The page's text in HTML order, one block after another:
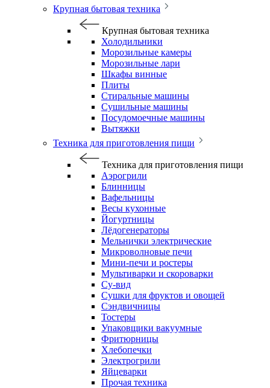
Крупная бытовая техника
Крупная бытовая техника
Холодильники
Морозильные камеры
Морозильные лари
Шкафы винные
Плиты
Стиральные машины
Сушильные машины
Посудомоечные машины
Вытяжки
Техника для приготовления пищи
Техника для приготовления пищи
Аэрогрили
Блинницы
Вафельницы
Весы кухонные
Йогуртницы
Лёдогенераторы
Мельнички электрические
Микроволновые печи
Мини-печи и ростеры
Мультиварки и скороварки
Су-вид
Сушки для фруктов и овощей
Сэндвичницы
Тостеры
Упаковщики вакуумные
Фритюрницы
Хлебопечки
Электрогрили
Яйцеварки
Прочая техника